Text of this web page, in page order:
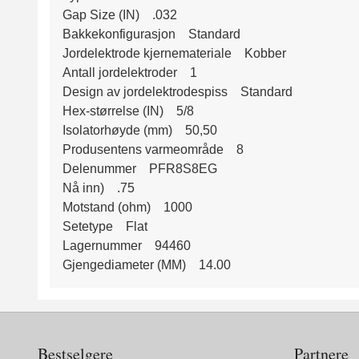
Gap Size (IN) .032
Bakkekonfigurasjon Standard
Jordelektrode kjernemateriale Kobber
Antall jordelektroder 1
Design av jordelektrodespiss Standard
Hex-størrelse (IN) 5/8
Isolatorhøyde (mm) 50,50
Produsentens varmeområde 8
Delenummer PFR8S8EG
Nå inn) .75
Motstand (ohm) 1000
Setetype Flat
Lagernummer 94460
Gjengediameter (MM) 14.00
Bestselgere Partnere